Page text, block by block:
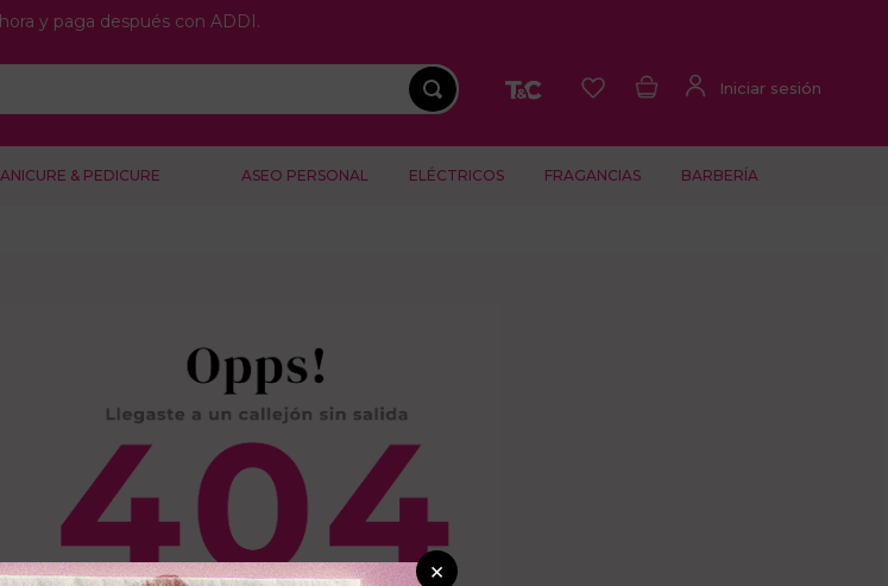
y paga después con ADDI.
& PEDICURE ASEO PERSONAL ELÉCTRICOS FRAGANCIAS BARBERÍA
×